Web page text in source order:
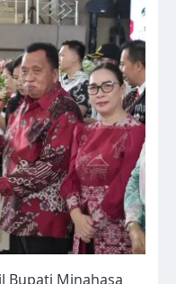
Bupati Minahasa